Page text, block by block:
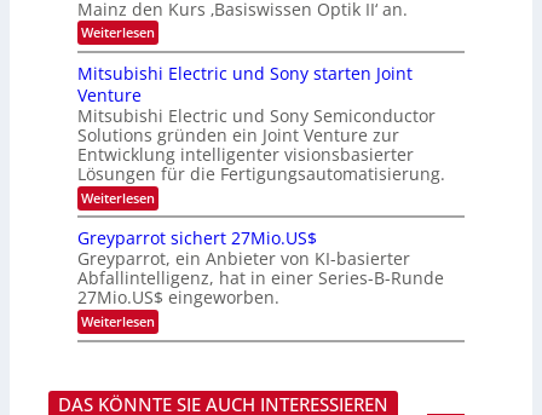
c
h
s
u
i
m
e
r
s
t
e
n
H
a
l
b
j
a
s
-
S
e
n
a
r
i
n
s
t
n
m
m
t
i
n
d
e
r
D
A
C
H
d
Mainz den Kurs ‚Basiswissen Optik II‘ an.
Weiterlesen:
O
p
t
k
-
K
u
r
s
v
o
n
P
h
o
t
o
c
s
Mitsubishi Electric und Sony starten Joint
Venture
Mitsubishi Electric und Sony Semiconductor
Solutions gründen ein Joint Venture zur
Entwicklung intelligenter visionsbasierter
Lösungen für die Fertigungsautomatisierung.
Weiterlesen:
M
t
s
u
b
i
s
h
l
Greyparrot sichert 27Mio.US$
Greyparrot, ein Anbieter von KI-basierter
Abfallintelligenz, hat in einer Series-B-Runde
27Mio.US$ eingeworben.
Weiterlesen:
G
y
p
DAS KÖNNTE SIE AUCH INTERESSIEREN